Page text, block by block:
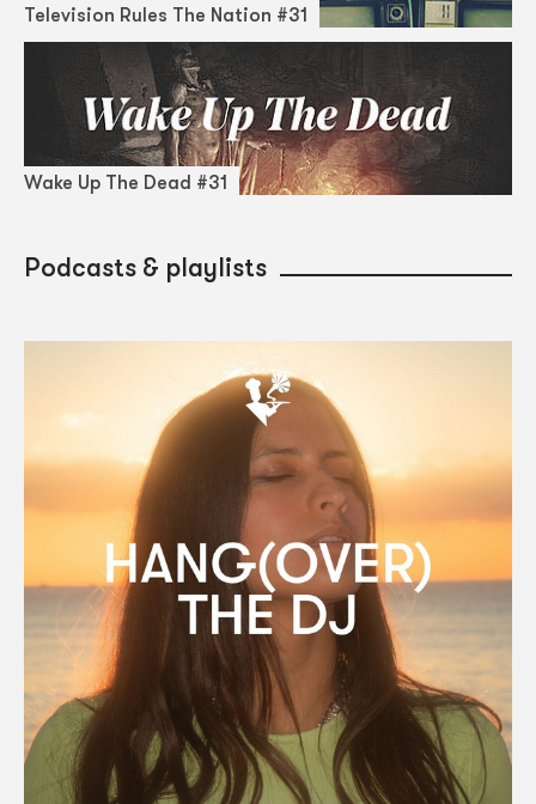
Television Rules The Nation #31
Wake Up The Dead #31
Podcasts & playlists